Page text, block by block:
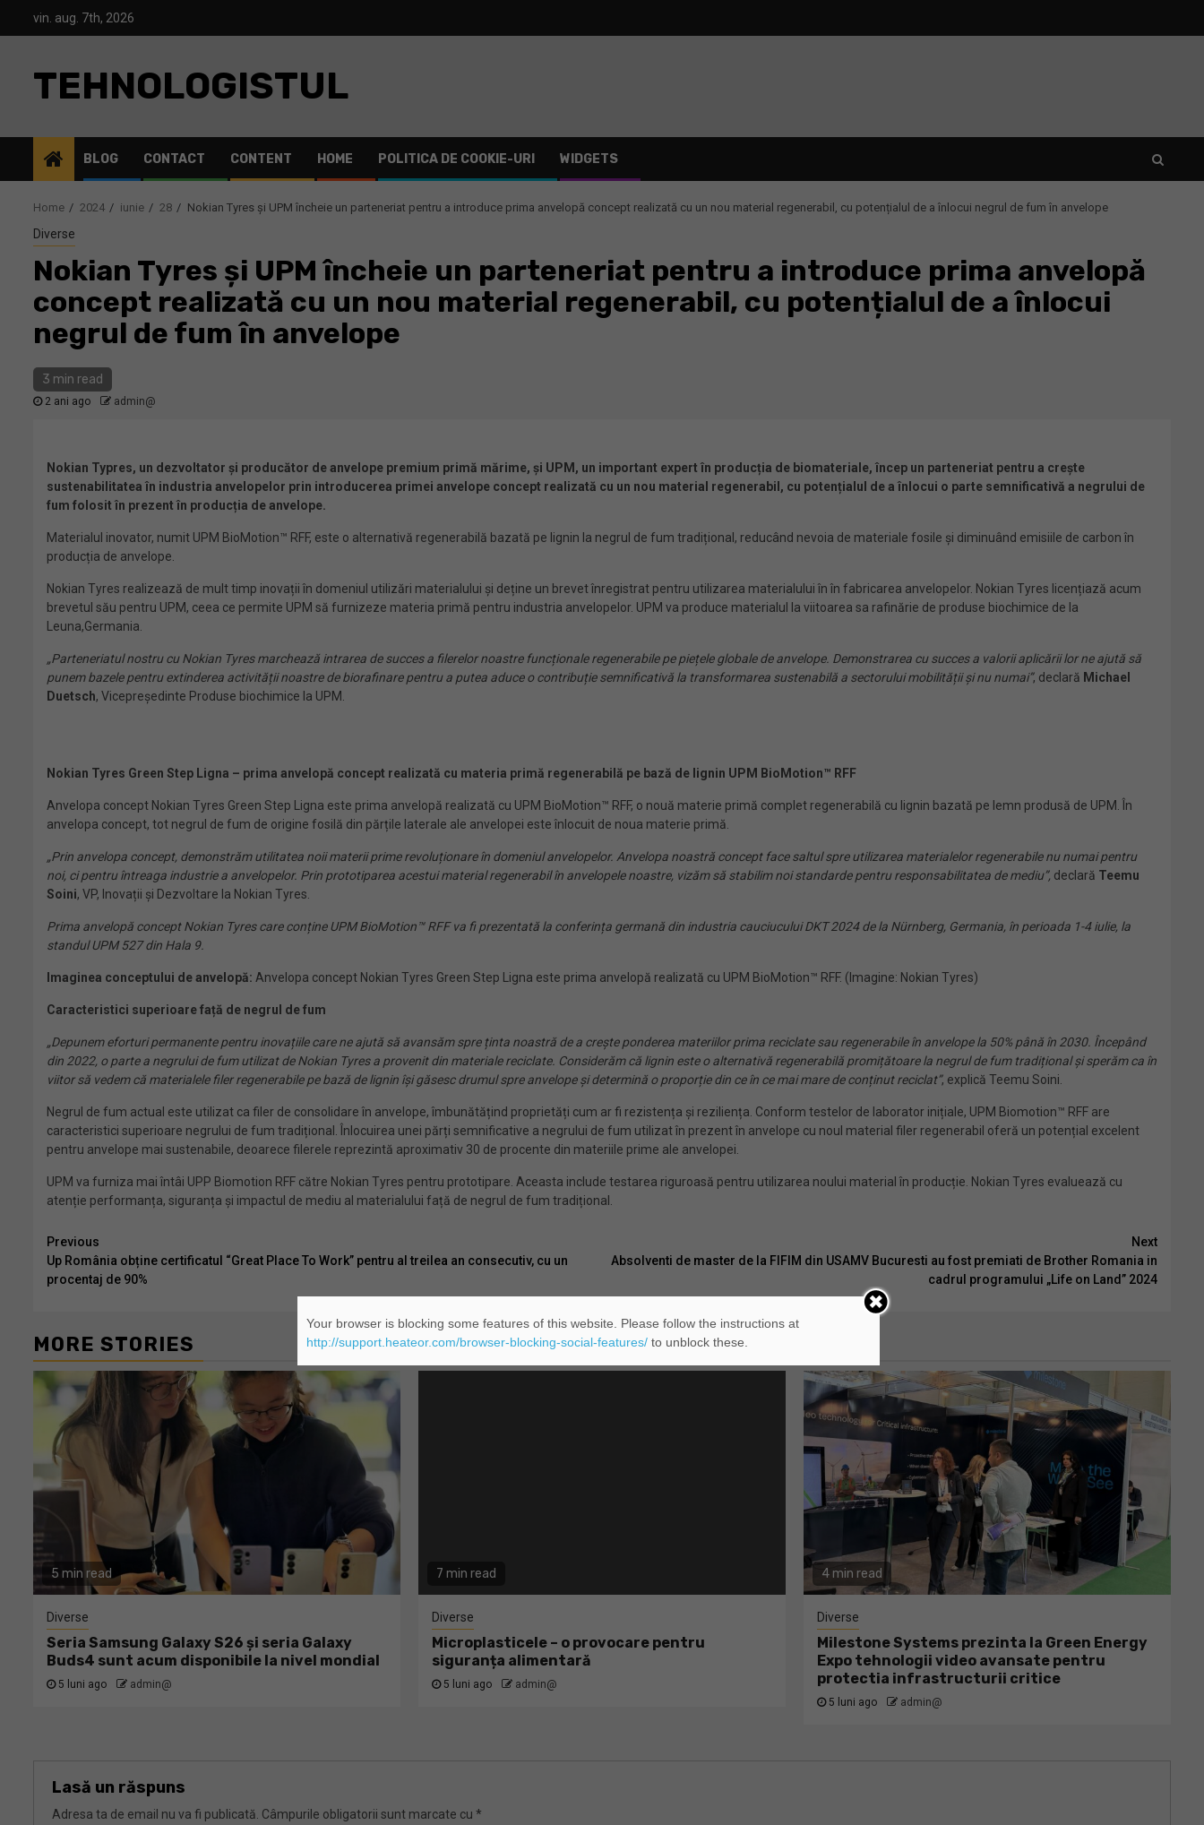
vin. aug. 7th, 2026
TEHNOLOGISTUL
BLOG CONTACT CONTENT HOME POLITICA DE COOKIE-URI WIDGETS
Home 2024 iunie 28 Nokian Tyres și UPM încheie un parteneriat pentru a introduce prima anvelopă concept realizată cu un nou material regenerabil, cu potențialul de a înlocui negrul de fum în anvelope
Diverse
Nokian Tyres și UPM încheie un parteneriat pentru a introduce prima anvelopă
concept realizată cu un nou material regenerabil, cu potențialul de a înlocui
negrul de fum în anvelope
3 min read
2 ani ago admin@
Nokian Typres, un dezvoltator și producător de anvelope premium primă mărime, și UPM, un important expert în producția de biomateriale, încep un parteneriat pentru a crește
sustenabilitatea în industria anvelopelor prin introducerea primei anvelope concept realizată cu un nou material regenerabil, cu potențialul de a înlocui o parte semnificativă a negrului de
fum folosit în prezent în producția de anvelope.
Materialul inovator, numit UPM BioMotion™ RFF, este o alternativă regenerabilă bazată pe lignin la negrul de fum tradițional, reducând nevoia de materiale fosile și diminuând emisiile de carbon în
producția de anvelope.
Nokian Tyres realizează de mult timp inovații în domeniul utilizări materialului și deține un brevet înregistrat pentru utilizarea materialului în în fabricarea anvelopelor. Nokian Tyres licențiază acum
brevetul său pentru UPM, ceea ce permite UPM să furnizeze materia primă pentru industria anvelopelor. UPM va produce materialul la viitoarea sa rafinărie de produse biochimice de la
Leuna,Germania.
„Parteneriatul nostru cu Nokian Tyres marchează intrarea de succes a filerelor noastre funcționale regenerabile pe piețele globale de anvelope. Demonstrarea cu succes a valorii aplicării lor ne ajută să
punem bazele pentru extinderea activității noastre de biorafinare pentru a putea aduce o contribuție semnificativă la transformarea sustenabilă a sectorului mobilității și nu numai”, declară Michael
Duetsch, Vicepreședinte Produse biochimice la UPM.
Nokian Tyres Green Step Ligna – prima anvelopă concept realizată cu materia primă regenerabilă pe bază de lignin UPM BioMotion™ RFF
Anvelopa concept Nokian Tyres Green Step Ligna este prima anvelopă realizată cu UPM BioMotion™ RFF, o nouă materie primă complet regenerabilă cu lignin bazată pe lemn produsă de UPM. În
anvelopa concept, tot negrul de fum de origine fosilă din părțile laterale ale anvelopei este înlocuit de noua materie primă.
„Prin anvelopa concept, demonstrăm utilitatea noii materii prime revoluționare în domeniul anvelopelor. Anvelopa noastră concept face saltul spre utilizarea materialelor regenerabile nu numai pentru
noi, ci pentru întreaga industrie a anvelopelor. Prin prototiparea acestui material regenerabil în anvelopele noastre, vizăm să stabilim noi standarde pentru responsabilitatea de mediu”, declară Teemu
Soini, VP, Inovații și Dezvoltare la Nokian Tyres.
Prima anvelopă concept Nokian Tyres care conține UPM BioMotion™ RFF va fi prezentată la conferința germană din industria cauciucului DKT 2024 de la Nürnberg, Germania, în perioada 1-4 iulie, la
standul UPM 527 din Hala 9.
Imaginea conceptului de anvelopă: Anvelopa concept Nokian Tyres Green Step Ligna este prima anvelopă realizată cu UPM BioMotion™ RFF. (Imagine: Nokian Tyres)
Caracteristici superioare față de negrul de fum
„Depunem eforturi permanente pentru inovațiile care ne ajută să avansăm spre ținta noastră de a crește ponderea materiilor prima reciclate sau regenerabile în anvelope la 50% până în 2030. Începând
din 2022, o parte a negrului de fum utilizat de Nokian Tyres a provenit din materiale reciclate. Considerăm că lignin este o alternativă regenerabilă promițătoare la negrul de fum tradițional și sperăm ca în
viitor să vedem că materialele filer regenerabile pe bază de lignin își găsesc drumul spre anvelope și determină o proporție din ce în ce mai mare de conținut reciclat”, explică Teemu Soini.
Negrul de fum actual este utilizat ca filer de consolidare în anvelope, îmbunătățind proprietăți cum ar fi rezistența și reziliența. Conform testelor de laborator inițiale, UPM Biomotion™ RFF are
caracteristici superioare negrului de fum tradițional. Înlocuirea unei părți semnificative a negrului de fum utilizat în prezent în anvelope cu noul material filer regenerabil oferă un potențial excelent
pentru anvelope mai sustenabile, deoarece filerele reprezintă aproximativ 30 de procente din materiile prime ale anvelopei.
UPM va furniza mai întâi UPP Biomotion RFF către Nokian Tyres pentru prototipare. Aceasta include testarea riguroasă pentru utilizarea noului material în producție. Nokian Tyres evaluează cu
atenție performanța, siguranța și impactul de mediu al materialului față de negrul de fum tradițional.
Continue
Reading
Previous
Up România obține certificatul “Great Place To Work” pentru al treilea an consecutiv, cu un
procentaj de 90%
Next
Absolventi de master de la FIFIM din USAMV Bucuresti au fost premiati de Brother Romania in
cadrul programului „Life on Land” 2024
MORE STORIES
5 min read
Diverse
Seria Samsung Galaxy S26 și seria Galaxy
Buds4 sunt acum disponibile la nivel mondial
5 luni ago admin@
7 min read
Diverse
Microplasticele – o provocare pentru
siguranța alimentară
5 luni ago admin@
4 min read
Diverse
Milestone Systems prezinta la Green Energy
Expo tehnologii video avansate pentru
protectia infrastructurii critice
5 luni ago admin@
Lasă un răspuns
Adresa ta de email nu va fi publicată. Câmpurile obligatorii sunt marcate cu *
Your browser is blocking some features of this website. Please follow the instructions at
http://support.heateor.com/browser-blocking-social-features/to unblock these.